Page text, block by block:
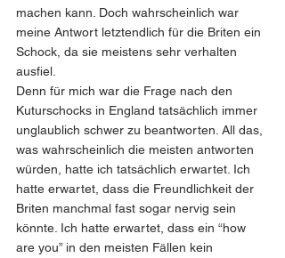
machen kann. Doch wahrscheinlich war
meine Antwort letztendlich für die Briten ein
Schock, da sie meistens sehr verhalten
ausfiel.
Denn für mich war die Frage nach den
Kuturschocks in England tatsächlich immer
unglaublich schwer zu beantworten. All das,
was wahrscheinlich die meisten antworten
würden, hatte ich tatsächlich erwartet. Ich
hatte erwartet, dass die Freundlichkeit der
Briten manchmal fast sogar nervig sein
könnte. Ich hatte erwartet, dass ein “how
are you” in den meisten Fällen kein